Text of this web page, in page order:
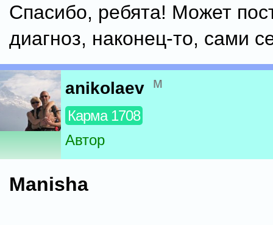
Спасибо, ребята! Может
диагноз, наконец-то, сами
anikolaev м
Карма 1708
Автор
Manisha